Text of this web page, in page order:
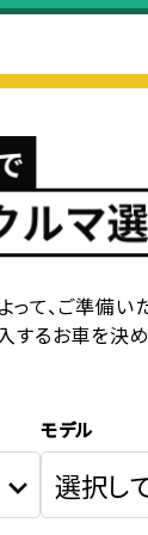
て、ご準備い
するお車を決
モデル